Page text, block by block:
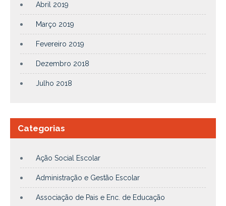
Abril 2019
Março 2019
Fevereiro 2019
Dezembro 2018
Julho 2018
Categorias
Ação Social Escolar
Administração e Gestão Escolar
Associação de Pais e Enc. de Educação